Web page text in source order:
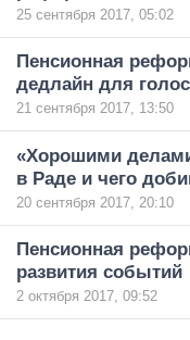
25 сентября 2017, 05:02
Пенсионная
дедлайн для
21 сентября 2017, 13:50
«Хорошими
в Раде и чего
20 сентября 2017, 20:10
Пенсионная
развития событий
2 октября 2017, 09:52